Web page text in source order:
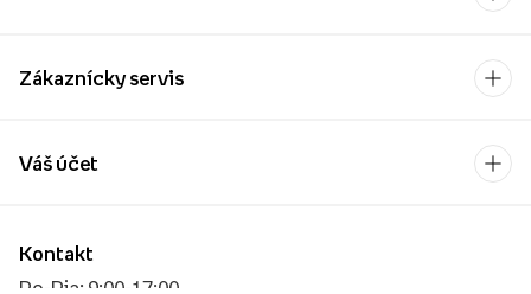
Zákaznícky servis
Kontakt
Po-Pia: 9:00-17:00
Váš účet